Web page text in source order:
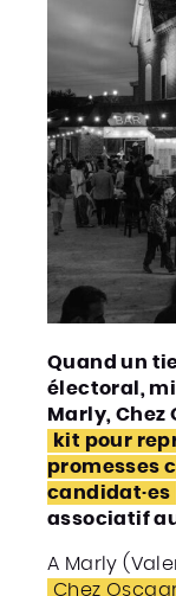
Quand un
électoral,
Marly,
kit pour
promesses
candidat·es
associatif
A Marly
Chez